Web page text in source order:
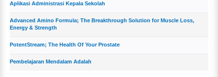
Aplikasi Administrasi Kepala Sekolah
Advanced Amino Formula; The Breakthrough Solution for Muscle Loss,
Energy & Strength
PotentStream; The Health Of Your Prostate
Pembelajaran Mendalam Adalah